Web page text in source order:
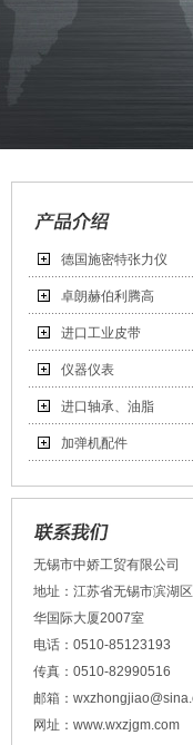
德国施密特张力仪
卓朗赫伯利腾高
进口工业皮带
仪器仪表
进口轴承、油脂
加弹机配件
无锡市中娇工贸有限公司
地址：江苏省无锡市滨湖
华国际大厦2007室
电话：0510-85123193
传真：0510-82990516
邮箱：
网址：www.wxzjgm.com